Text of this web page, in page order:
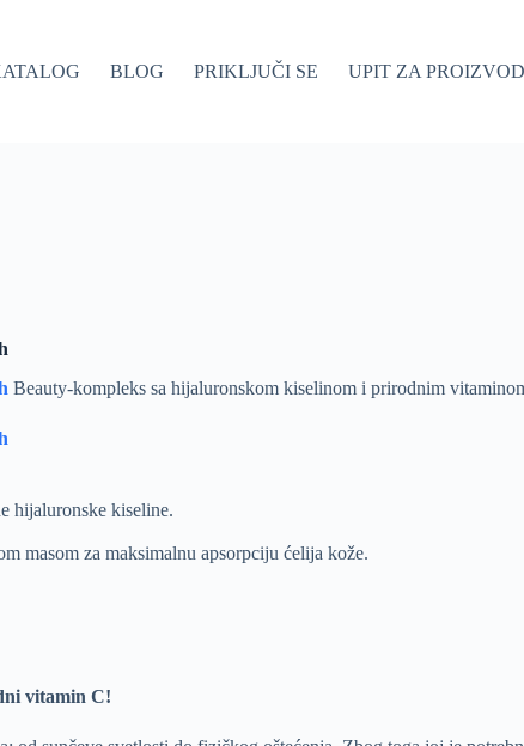
BLOG PRIKLJUČI SE UPIT ZA
Beauty-kompleks sa hijaluronskom kiselinom i prirodnim
hijaluronske kiseline.
masom za maksimalnu apsorpciju ćelija kože.
vitamin C!